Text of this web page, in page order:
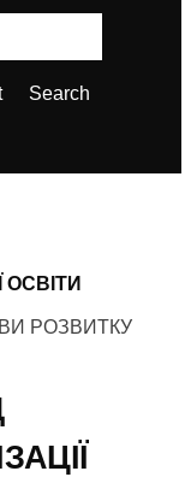
Search
ОСВІТИ
РОЗВИТКУ